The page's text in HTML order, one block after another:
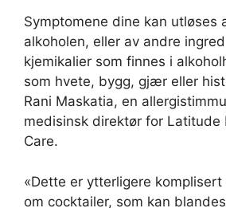
Symptomene dine kan utløses
alkoholen, eller av andre
kjemikalier som finnes i
som hvete, bygg, gjær eller
Rani Maskatia, en
medisinsk direktør for Latitude
Care.
«Dette er ytterligere
om cocktailer, som kan